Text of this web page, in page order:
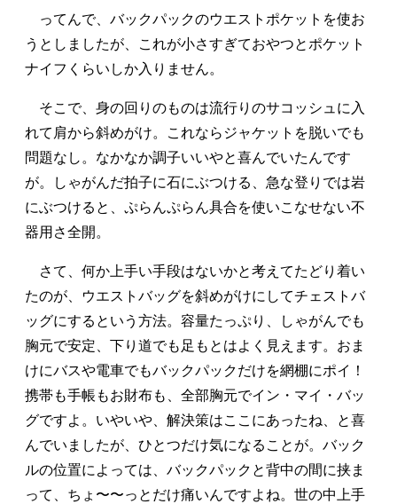
ってんで、バックパックのウエストポケットを使お
うとしましたが、これが小さすぎておやつとポケット
ナイフくらいしか入りません。
そこで、身の回りのものは流行りのサコッシュに入
れて肩から斜めがけ。これならジャケットを脱いでも
問題なし。なかなか調子いいやと喜んでいたんです
が。しゃがんだ拍子に石にぶつける、急な登りでは岩
にぶつけると、ぷらんぷらん具合を使いこなせない不
器用さ全開。
さて、何か上手い手段はないかと考えてたどり着い
たのが、ウエストバッグを斜めがけにしてチェストバ
ッグにするという方法。容量たっぷり、しゃがんでも
胸元で安定、下り道でも足もとはよく見えます。おま
けにバスや電車でもバックパックだけを網棚にポイ！
携帯も手帳もお財布も、全部胸元でイン・マイ・バッ
グですよ。いやいや、解決策はここにあったね、と喜
んでいましたが、ひとつだけ気になることが。バック
ルの位置によっては、バックパックと背中の間に挟ま
って、ちょ〜〜っとだけ痛いんですよね。世の中上手